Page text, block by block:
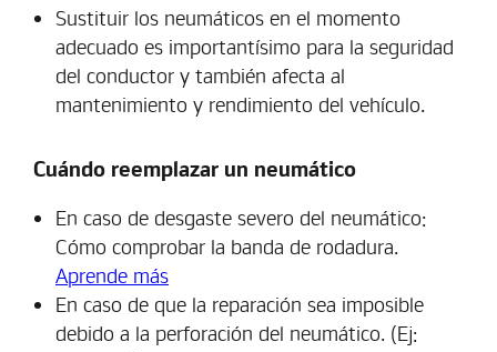
Sustituir los neumáticos en el momento
adecuado es importantísimo para la seguridad
del conductor y también afecta al
mantenimiento y rendimiento del vehículo.
Cuándo reemplazar un neumático
En caso de desgaste severo del neumático:
Cómo comprobar la banda de rodadura.
Aprende más
En caso de que la reparación sea imposible
debido a la perforación del neumático. (Ej: